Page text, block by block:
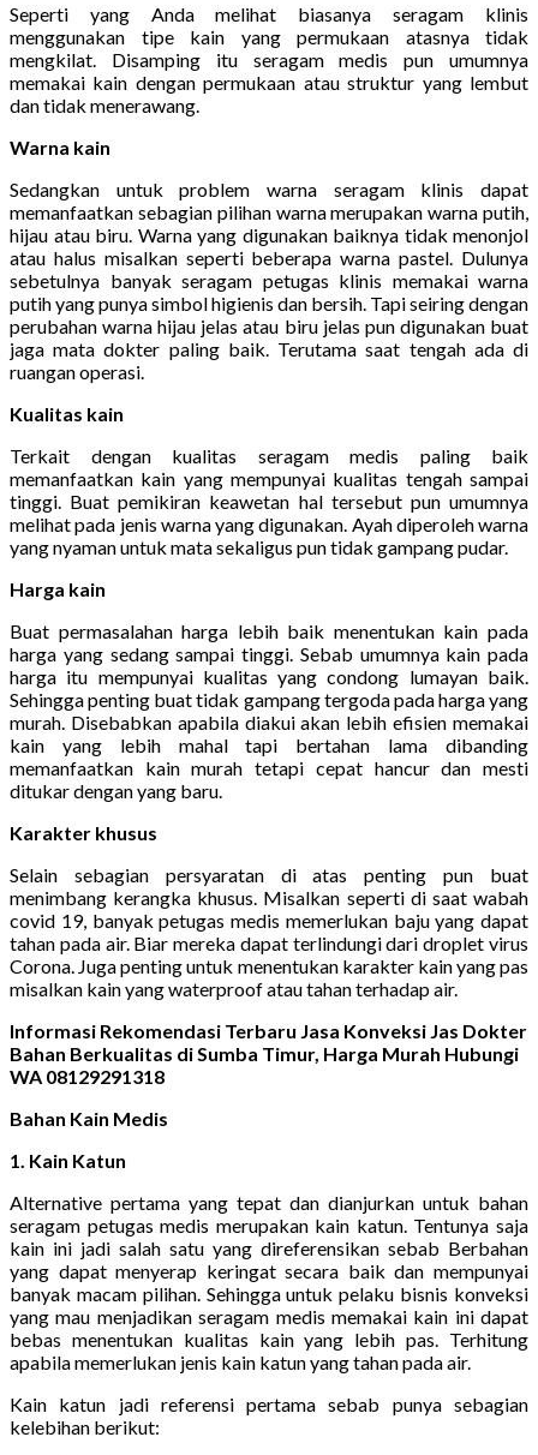
Seperti yang Anda melihat biasanya seragam klinis
menggunakan tipe kain yang permukaan atasnya tidak
mengkilat. Disamping itu seragam medis pun umumnya
memakai kain dengan permukaan atau struktur yang lembut
dan tidak menerawang.
Warna kain
Sedangkan untuk problem warna seragam klinis dapat
memanfaatkan sebagian pilihan warna merupakan warna putih,
hijau atau biru. Warna yang digunakan baiknya tidak menonjol
atau halus misalkan seperti beberapa warna pastel. Dulunya
sebetulnya banyak seragam petugas klinis memakai warna
putih yang punya simbol higienis dan bersih. Tapi seiring dengan
perubahan warna hijau jelas atau biru jelas pun digunakan buat
jaga mata dokter paling baik. Terutama saat tengah ada di
ruangan operasi.
Kualitas kain
Terkait dengan kualitas seragam medis paling baik
memanfaatkan kain yang mempunyai kualitas tengah sampai
tinggi. Buat pemikiran keawetan hal tersebut pun umumnya
melihat pada jenis warna yang digunakan. Ayah diperoleh warna
yang nyaman untuk mata sekaligus pun tidak gampang pudar.
Harga kain
Buat permasalahan harga lebih baik menentukan kain pada
harga yang sedang sampai tinggi. Sebab umumnya kain pada
harga itu mempunyai kualitas yang condong lumayan baik.
Sehingga penting buat tidak gampang tergoda pada harga yang
murah. Disebabkan apabila diakui akan lebih efisien memakai
kain yang lebih mahal tapi bertahan lama dibanding
memanfaatkan kain murah tetapi cepat hancur dan mesti
ditukar dengan yang baru.
Karakter khusus
Selain sebagian persyaratan di atas penting pun buat
menimbang kerangka khusus. Misalkan seperti di saat wabah
covid 19, banyak petugas medis memerlukan baju yang dapat
tahan pada air. Biar mereka dapat terlindungi dari droplet virus
Corona. Juga penting untuk menentukan karakter kain yang pas
misalkan kain yang waterproof atau tahan terhadap air.
Informasi Rekomendasi Terbaru Jasa Konveksi Jas Dokter
Bahan Berkualitas di Sumba Timur, Harga Murah Hubungi
WA 08129291318
Bahan Kain Medis
1. Kain Katun
Alternative pertama yang tepat dan dianjurkan untuk bahan
seragam petugas medis merupakan kain katun. Tentunya saja
kain ini jadi salah satu yang direferensikan sebab Berbahan
yang dapat menyerap keringat secara baik dan mempunyai
banyak macam pilihan. Sehingga untuk pelaku bisnis konveksi
yang mau menjadikan seragam medis memakai kain ini dapat
bebas menentukan kualitas kain yang lebih pas. Terhitung
apabila memerlukan jenis kain katun yang tahan pada air.
Kain katun jadi referensi pertama sebab punya sebagian
kelebihan berikut: